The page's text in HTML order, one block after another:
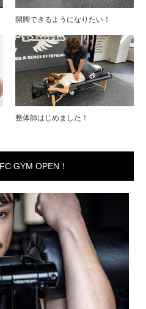
開脚できるようになりたい！
整体師はじめました！
GYM OPEN！